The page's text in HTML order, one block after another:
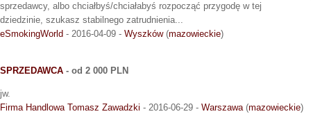
sprzedawcy, albo chciałbyś/chciałabyś rozpocząć przygodę w tej
dziedzinie, szukasz stabilnego zatrudnienia...
eSmokingWorld - 2016-04-09 - Wyszków(mazowieckie)
SPRZEDAWCA - od 2 000 PLN
jw.
Firma Handlowa Tomasz Zawadzki - 2016-06-29 - Warszawa(mazowieckie)